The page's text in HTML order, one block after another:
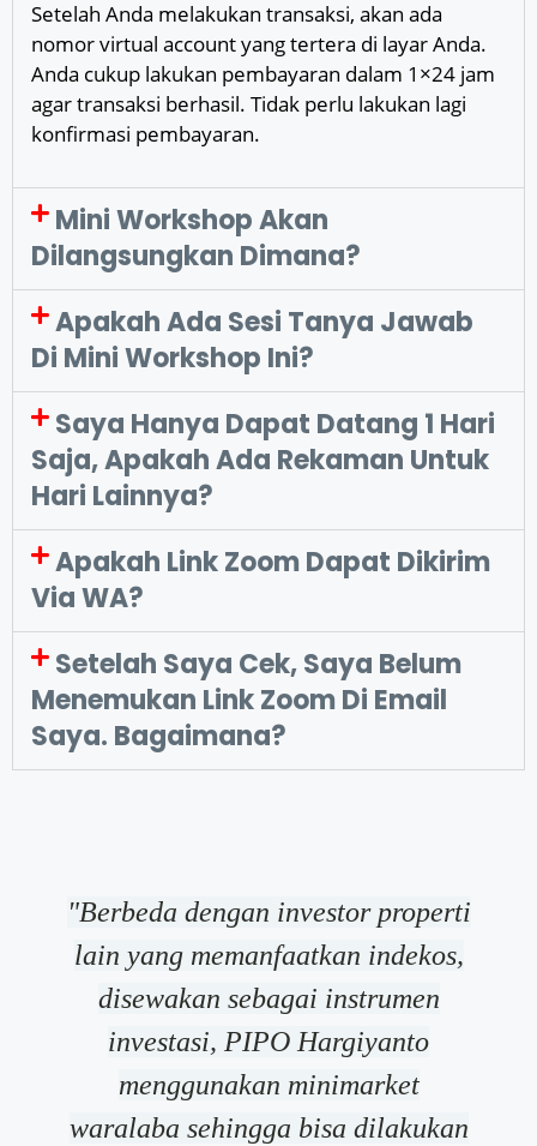
Setelah Anda melakukan transaksi, akan ada
nomor virtual account yang tertera di layar Anda.
Anda cukup lakukan pembayaran dalam 1×24 jam
agar transaksi berhasil. Tidak perlu lakukan lagi
konfirmasi pembayaran.
Mini Workshop Akan
Dilangsungkan Dimana?
Apakah Ada Sesi Tanya Jawab
Di Mini Workshop Ini?
Saya Hanya Dapat Datang 1 Hari
Saja, Apakah Ada Rekaman Untuk
Hari Lainnya?
Apakah Link Zoom Dapat Dikirim
Via WA?
Setelah Saya Cek, Saya Belum
Menemukan Link Zoom Di Email
Saya. Bagaimana?
"Berbeda dengan investor properti
lain yang memanfaatkan indekos,
disewakan sebagai instrumen
investasi, PIPO Hargiyanto
menggunakan minimarket
waralaba sehingga bisa dilakukan